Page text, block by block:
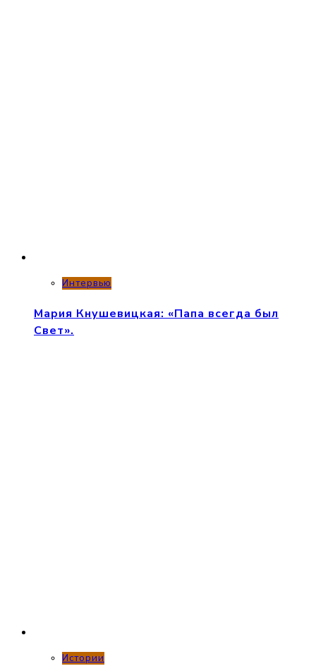
Интервью
Мария Кнушевицкая: «Папа всегда был
Свет».
Истории